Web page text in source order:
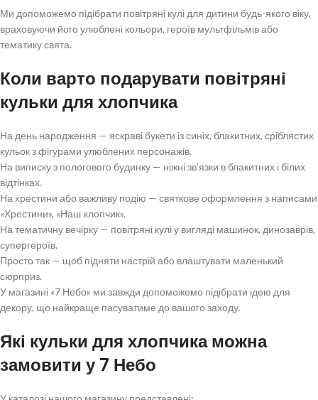
Ми допоможемо підібрати повітряні кулі для дитини будь-якого віку,
враховуючи його улюблені кольори, героїв мультфільмів або
тематику свята.
Коли варто подарувати повітряні
кульки для хлопчика
На день народження — яскраві букети із синіх, блакитних, сріблястих
кульок з фігурами улюблених персонажів.
На виписку з пологового будинку — ніжні зв’язки в блакитних і білих
відтінках.
На хрестини або важливу подію — святкове оформлення з написами
«Хрестини», «Наш хлопчик».
На тематичну вечірку — повітряні кулі у вигляді машинок, динозаврів,
супергероїв.
Просто так — щоб підняти настрій або влаштувати маленький
сюрприз.
У магазині «7 Небо» ми завжди допоможемо підібрати ідею для
декору, що найкраще пасуватиме до вашого заходу.
Які кульки для хлопчика можна
замовити у 7 Небо